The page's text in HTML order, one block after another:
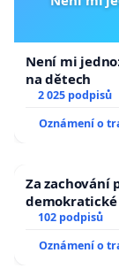
Není mi
na dětech
2 025 podpisů
Oznámení o
Za zachování
demokratické
102 podpisů
Oznámení o